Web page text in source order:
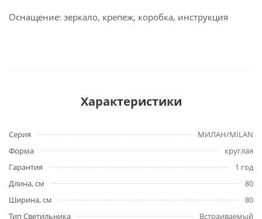
Оснащение: зеркало, крепеж, коробка, инструкция
Характеристики
Серия
МИЛАН/MILAN
Форма
круглая
Гарантия
1 год
Длина, см
80
Ширина, см
80
Тип Светильника
Встраиваемый